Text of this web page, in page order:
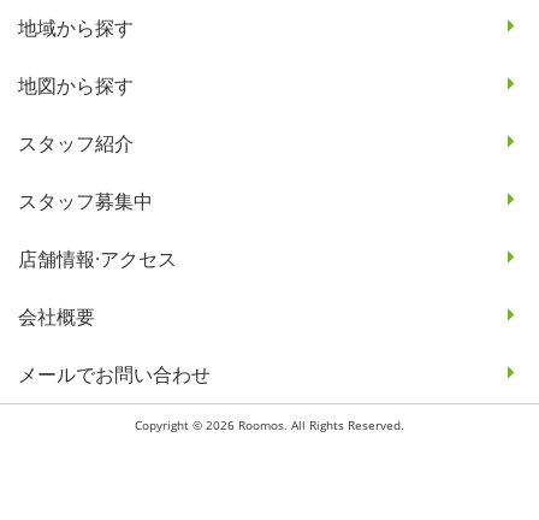
地域から探す
地図から探す
スタッフ紹介
スタッフ募集中
店舗情報·アクセス
会社概要
メールでお問い合わせ
Copyright © 2026 Roomos. All Rights Reserved.